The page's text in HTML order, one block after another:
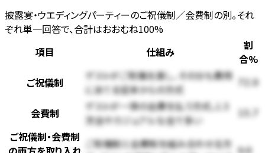
披露宴・ウエディングパーティーのご祝儀制／会費制の別。それ
ぞれ単一回答で、合計はおおむね100%
項目
仕組み
割
合%
ご祝儀制
ゲストがご祝儀を渡し、その分も費用
にあてる従来からの方式
72.9
会費制
ゲストが一律の会費を払う方式。1.5
次会やカジュアルな会で多い
ご祝儀制・会費制
ご祝儀制と会費制を組み合わせる方